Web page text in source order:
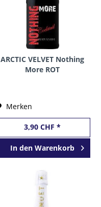
ARCTIC VELVET Nothing
More ROT
Merken
3,90 CHF *
In den Warenkorb